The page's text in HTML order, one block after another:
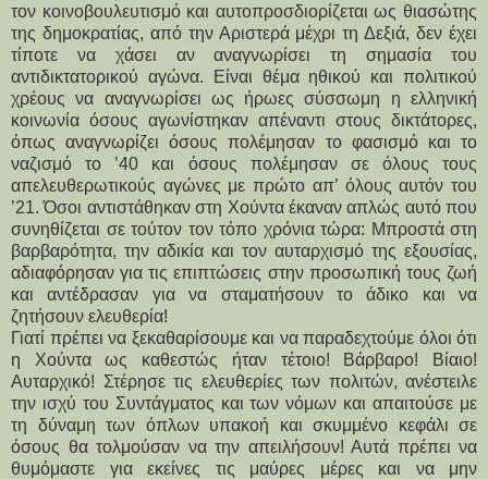
τον κοινοβουλευτισμό και αυτοπροσδιορίζεται ως θιασώτης
της δημοκρατίας, από την Αριστερά μέχρι τη Δεξιά, δεν έχει
τίποτε να χάσει αν αναγνωρίσει τη σημασία του
αντιδικτατορικού αγώνα. Είναι θέμα ηθικού και πολιτικού
χρέους να αναγνωρίσει ως ήρωες σύσσωμη η ελληνική
κοινωνία όσους αγωνίστηκαν απέναντι στους δικτάτορες,
όπως αναγνωρίζει όσους πολέμησαν το φασισμό και το
ναζισμό το ’40 και όσους πολέμησαν σε όλους τους
απελευθερωτικούς αγώνες με πρώτο απ’ όλους αυτόν του
’21. Όσοι αντιστάθηκαν στη Χούντα έκαναν απλώς αυτό που
συνηθίζεται σε τούτον τον τόπο χρόνια τώρα: Μπροστά στη
βαρβαρότητα, την αδικία και τον αυταρχισμό της εξουσίας,
αδιαφόρησαν για τις επιπτώσεις στην προσωπική τους ζωή
και αντέδρασαν για να σταματήσουν το άδικο και να
ζητήσουν ελευθερία!
Γιατί πρέπει να ξεκαθαρίσουμε και να παραδεχτούμε όλοι ότι
η Χούντα ως καθεστώς ήταν τέτοιο! Βάρβαρο! Βίαιο!
Αυταρχικό! Στέρησε τις ελευθερίες των πολιτών, ανέστειλε
την ισχύ του Συντάγματος και των νόμων και απαιτούσε με
τη δύναμη των όπλων υπακοή και σκυμμένο κεφάλι σε
όσους θα τολμούσαν να την απειλήσουν! Αυτά πρέπει να
θυμόμαστε για εκείνες τις μαύρες μέρες και να μην